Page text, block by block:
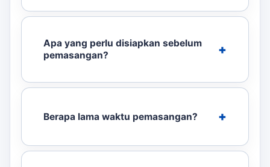
Apa yang perlu disiapkan sebelum
pemasangan?
Berapa lama waktu pemasangan?